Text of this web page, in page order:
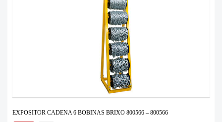
EXPOSITOR CADENA 6 BOBINAS BRIXO 800566 – 800566